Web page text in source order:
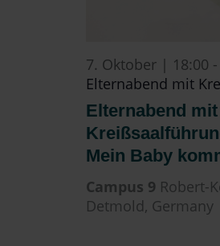
Elternabend mit
Mein Baby
7. Oktober | 18:00 -
Elternabend mit
Campus 9 Robert-
Detmold, Germany